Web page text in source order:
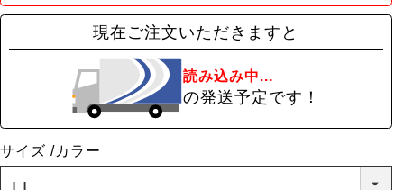
現在ご注文いただきますと
読み込み中...
の発送予定です！
サイズ カラー